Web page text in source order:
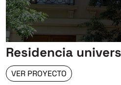
Residencia
VER PROYECTO